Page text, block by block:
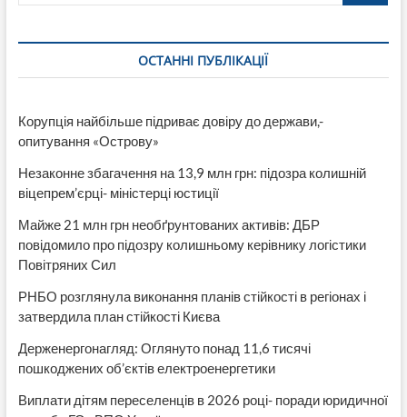
ОСТАННІ ПУБЛІКАЦІЇ
Корупція найбільше підриває довіру до держави,-
опитування «Острову»
Незаконне збагачення на 13,9 млн грн: підозра колишній
віцепрем’єрці- міністерці юстиції
Майже 21 млн грн необґрунтованих активів: ДБР
повідомило про підозру колишньому керівнику логістики
Повітряних Сил
РНБО розглянула виконання планів стійкості в регіонах і
затвердила план стійкості Києва
Держенергонагляд: Оглянуто понад 11,6 тисячі
пошкоджених об’єктів електроенергетики
Виплати дітям переселенців в 2026 році- поради юридичної